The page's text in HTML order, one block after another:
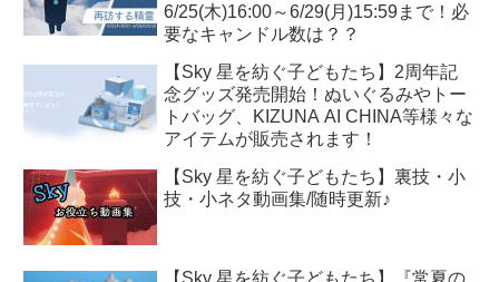
6/25(木)16:00～6/29(月)15:59まで！必
要なキャンドル数は？？
【Sky 星を紡ぐ子どもたち】2周年記
念グッズ発売開始！ぬいぐるみやトー
トバッグ、KIZUNA AI CHINA等様々な
アイテムが販売されます！
【Sky 星を紡ぐ子どもたち】裏技・小
技・小ネタ動画集/随時更新♪